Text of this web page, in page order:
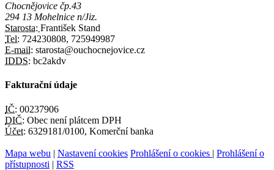
Chocnějovice čp.43
294 13 Mohelnice n/Jiz.
Starosta: František Stand
Tel: 724230808, 725949987
E-mail: starosta@ouchocnejovice.cz
IDDS: bc2akdv
Fakturační údaje
IČ: 00237906
DIČ: Obec není plátcem DPH
Účet: 6329181/0100, Komerční banka
Mapa webu | Nastavení cookies Prohlášení o cookies | Prohlášení o
přístupnosti | RSS